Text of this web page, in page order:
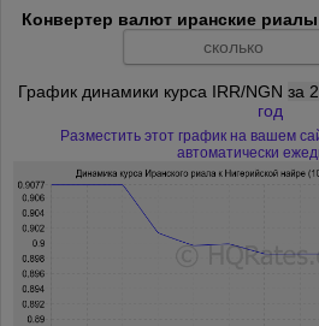
Конвертер валют иранские
График динамики курса IRR/NGN за
год
Разместить этот график на вашем
автоматически